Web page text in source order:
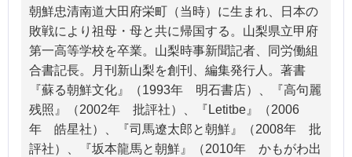
朝鮮忠清南道大田府栄町（当時）に生まれ、日本の
敗戦により祖母・母と共に帰国する。山梨県立甲府
第一高等学校を卒業。山梨時事新聞記者、同労働組
合書記長。月刊新山梨を創刊、編集発行人。著書
『蘇る朝鮮文化』（1993年 明石書店）、『高句麗
残照』（2002年 批評社）、『Letitbe』（2006
年 皓星社）、『司馬遼太郎と朝鮮』（2008年 批
評社）、『坂本龍馬と朝鮮』（2010年 かもがわ出